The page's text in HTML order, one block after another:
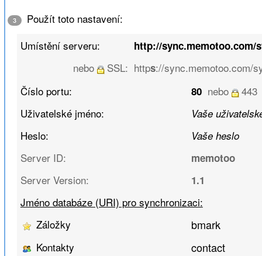
3
Použít toto nastavení:
Umístění serveru:
http://sync.memotoo.com/
nebo SSL: https://sync.memotoo.com/
Číslo portu:
80 nebo
443
Uživatelské jméno:
Vaše
Heslo: Vaše heslo
Server ID: memotoo
Server Version: 1.1
Jméno databáze (URI) pro synchronizaci:
Záložky
bmark
Kontakty contact